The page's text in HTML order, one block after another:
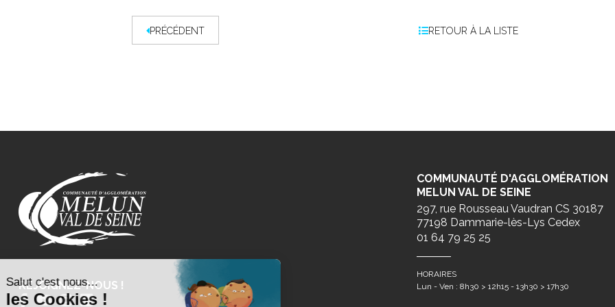
PRÉCÉDENT RETOUR À LA LISTE
REJOIGNEZ-NOUS !
COMMUNAUTÉ D'AGGLOMÉRATION
MELUN VAL DE SEINE
297, rue Rousseau Vaudran CS 30187
77198 Dammarie-lès-Lys Cedex
01 64 79 25 25
HORAIRES
Lun - Ven : 8h30 > 12h15 - 13h30 > 17h30